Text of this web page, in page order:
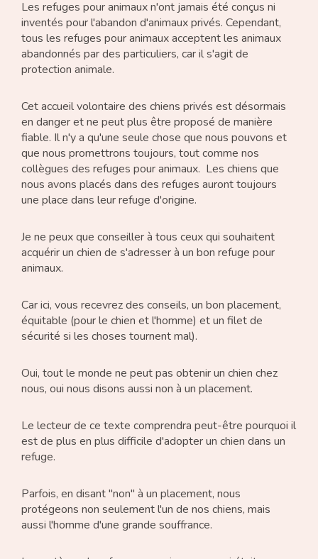
Les refuges pour animaux n'ont jamais été conçus ni
inventés pour l'abandon d'animaux privés. Cependant,
tous les refuges pour animaux acceptent les animaux
abandonnés par des particuliers, car il s'agit de
protection animale.
Cet accueil volontaire des chiens privés est désormais
en danger et ne peut plus être proposé de manière
fiable. Il n'y a qu'une seule chose que nous pouvons et
que nous promettrons toujours, tout comme nos
collègues des refuges pour animaux. Les chiens que
nous avons placés dans des refuges auront toujours
une place dans leur refuge d'origine.
Je ne peux que conseiller à tous ceux qui souhaitent
acquérir un chien de s'adresser à un bon refuge pour
animaux.
Car ici, vous recevrez des conseils, un bon placement,
équitable (pour le chien et l'homme) et un filet de
sécurité si les choses tournent mal).
Oui, tout le monde ne peut pas obtenir un chien chez
nous, oui nous disons aussi non à un placement.
Le lecteur de ce texte comprendra peut-être pourquoi il
est de plus en plus difficile d'adopter un chien dans un
refuge.
Parfois, en disant "non" à un placement, nous
protégeons non seulement l'un de nos chiens, mais
aussi l'homme d'une grande souffrance.